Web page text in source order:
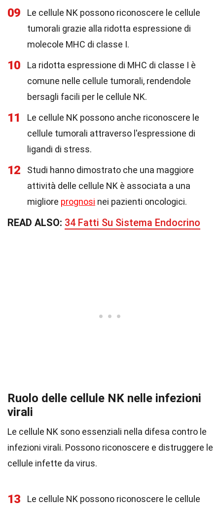
09
Le cellule NK possono riconoscere le cellule
tumorali grazie alla ridotta espressione di
molecole MHC di classe I.
10
La ridotta espressione di MHC di classe I è
comune nelle cellule tumorali, rendendole
bersagli facili per le cellule NK.
11
Le cellule NK possono anche riconoscere le
cellule tumorali attraverso l'espressione di
ligandi di stress.
12
Studi hanno dimostrato che una maggiore
attività delle cellule NK è associata a una
migliore prognosi nei pazienti oncologici.
READ ALSO: 34 Fatti Su Sistema Endocrino
Ruolo delle cellule NK nelle infezioni
virali
Le cellule NK sono essenziali nella difesa contro le
infezioni virali. Possono riconoscere e distruggere le
cellule infette da virus.
13
Le cellule NK possono riconoscere le cellule